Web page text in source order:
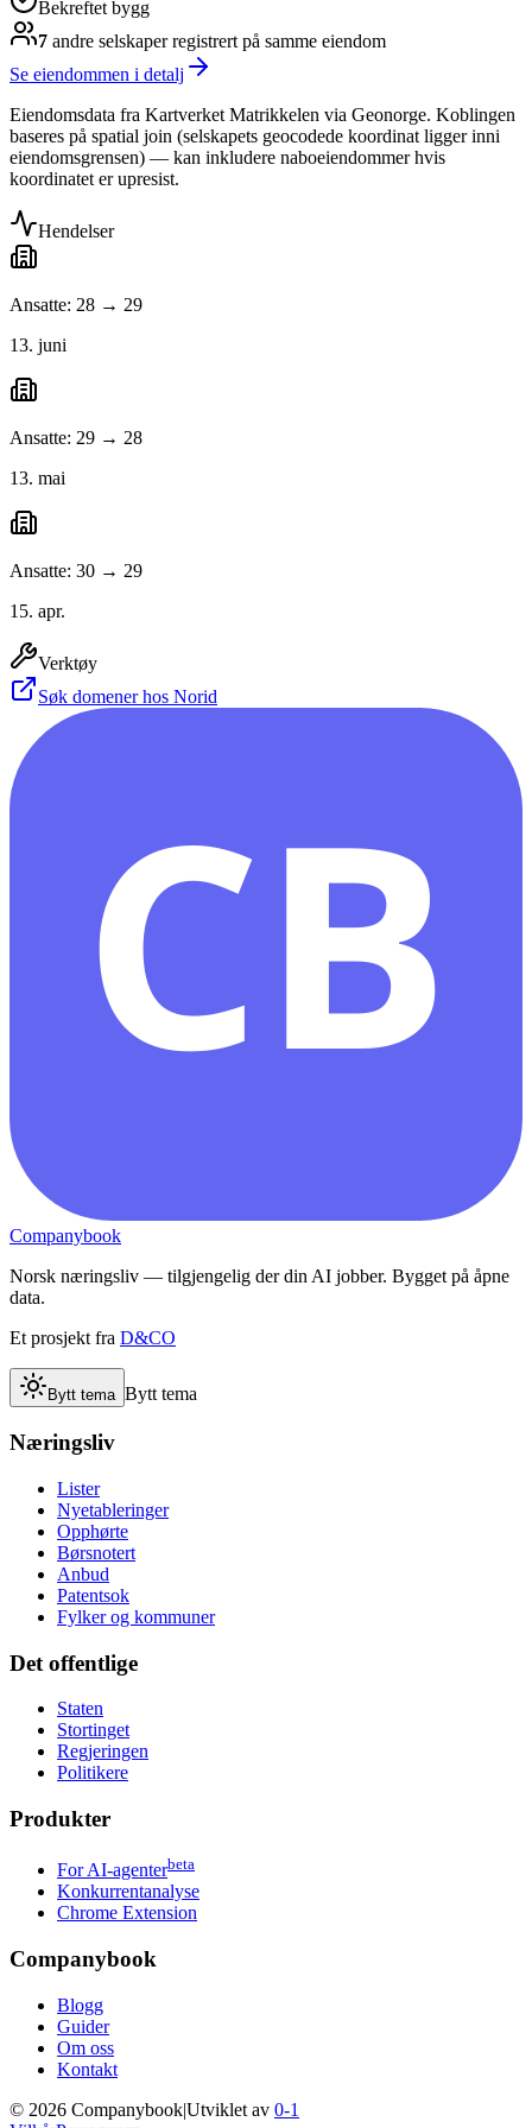
Bekreftet bygg
7 andre selskaperregistrert på samme eiendom
Se eiendommen i detalj
Eiendomsdata fra Kartverket Matrikkelen via Geonorge. Koblingen
baseres på spatial join (selskapets geocodede koordinat ligger inni
eiendomsgrensen) — kan inkludere naboeiendommer hvis
koordinatet er upresist.
Hendelser
Ansatte: 28 → 29
13. juni
Ansatte: 29 → 28
13. mai
Ansatte: 30 → 29
15. apr.
Verktøy
Søk domener hos Norid
CB
Companybook
Norsk næringsliv — tilgjengelig der din AI jobber. Bygget på åpne
data.
Et prosjekt fra D&CO
Bytt tema Bytt tema
Næringsliv
Lister
Nyetableringer
Opphørte
Børsnotert
Anbud
Patentsok
Fylker og kommuner
Det offentlige
Staten
Stortinget
Regjeringen
Politikere
Produkter
For AI-agenterbeta
Konkurrentanalyse
Chrome Extension
Companybook
Blogg
Guider
Om oss
Kontakt
© 2026 Companybook|Utviklet av 0-1